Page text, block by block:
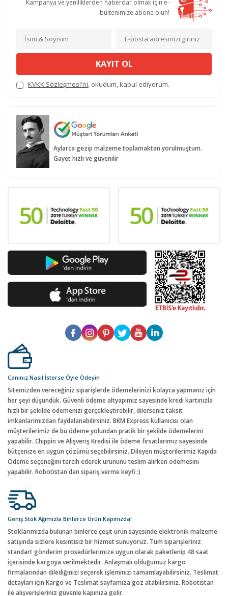
Kampanya ve yeniliklerden haberdar olmak için e-
bültenimize abone olun!
KAYIT OL
KVKK Sözleşmesi'ni, okudum, kabul ediyorum.
Aylarca gezip malzeme toplamaktan yorulmuştum.
Gayet hızlı ve güvenilir
Canınız Nasıl İsterse Öyle Ödeyin
Sitemizden vereceğiniz siparişlerde ödemelerinizi kolayca yapmanız için
her şeyi düşündük. Güvenli ödeme altyapımız sayesinde kredi kartınızla
hızlı bir şekilde ödemenizi gerçekleştirebilir, dilerseniz taksit
imkanlarımızdan faydalanabilirsiniz. BKM Express kullanıcısı olan
müşterilerimiz de bu ödeme yolundan pratik bir şekilde ödemelerini
yapabilir. Chippin ve Alışveriş Kredisi ile ödeme fırsatlarımız sayesinde
bütçenize en uygun çözümü seçebilirsiniz. Dileyen müşterilerimiz Kapıda
Ödeme seçeneğini tercih ederek ürününü teslim alırken ödemesini
yapabilir. Robotistan'dan sipariş verme keyfi :)
Geniş Stok Ağımızla Binlerce Ürün Kapınızda!
Stoklarımızda bulunan binlerce çeşit ürün sayesinde elektronik malzeme
satışında sizlere kesintisiz bir hizmet sunuyoruz. Tüm siparişleriniz
standart gönderim prosedürlerimize uygun olarak paketlenip 48 saat
içerisinde kargoya verilmektedir. Anlaşmalı olduğumuz kargo
firmalarından dilediğinizi seçerek işleminizi tamamlayabilirsiniz. Teslimat
detayları için Kargo ve Teslimat sayfamıza göz atabilirsiniz. Robotistan
ile alışverişleriniz güvenle kapınıza gelir.